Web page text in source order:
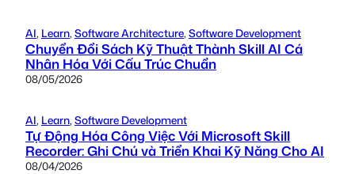
AI, Learn, Software Architecture, Software Development
Chuyển Đổi Sách Kỹ Thuật Thành Skill AI Cá
Nhân Hóa Với Cấu Trúc Chuẩn
08/05/2026
AI, Learn, Software Development
Tự Động Hóa Công Việc Với Microsoft Skill
Recorder: Ghi Chú và Triển Khai Kỹ Năng Cho AI
08/04/2026